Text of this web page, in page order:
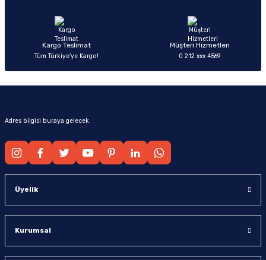
Kargo Teslimat
Tüm Türkiye’ye Kargo!
Müşteri Hizmetleri
0 212 xxx 4569
Adres bilgisi buraya gelecek.
Üyelik
Kurumsal